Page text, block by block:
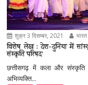
शुक्र 3 दिसम्बर, 2021
विशेष लेख : देश-दुनिया में
संस्कृति परिषद’
छत्तीसगढ़ में कला और
अभिव्यक्ति...